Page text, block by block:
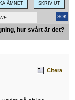
ÄMNET SKRIV UT
hur svårt är det?
Citera